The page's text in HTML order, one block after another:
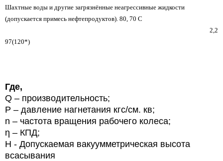
Шахтные воды и другие загрязнённые неагрессивные жидкости
(допускается примесь нефтепродуктов). 80, 70 C
2,2
97(120*)
Где,
Q – производительность;
P – давление нагнетания кгс/см. кв;
n – частота вращения рабочего колеса;
η – КПД;
Н - Допускаемая вакуумметрическая высота
всасывания